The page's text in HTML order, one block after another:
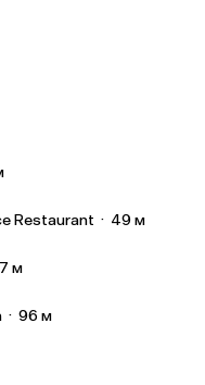
Restaurant · 49 м
м
· 96 м